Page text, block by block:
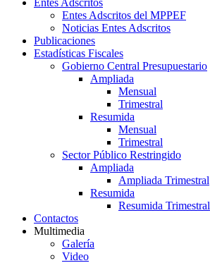
Entes Adscritos
Entes Adscritos del MPPEF
Noticias Entes Adscritos
Publicaciones
Estadísticas Fiscales
Gobierno Central Presupuestario
Ampliada
Mensual
Trimestral
Resumida
Mensual
Trimestral
Sector Público Restringido
Ampliada
Ampliada Trimestral
Resumida
Resumida Trimestral
Contactos
Multimedia
Galería
Video